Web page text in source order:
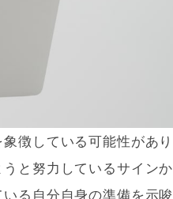
徴している可能性があり
と努力しているサインか
る自分自身の準備を示唆